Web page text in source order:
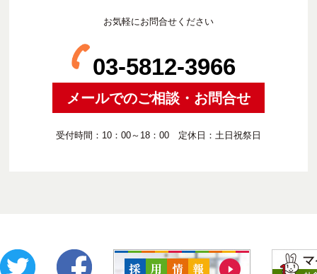
お気軽にお問合せください
03-5812-3966
メールでのご相談・お問合せ
受付時間：10：00～18：00 定休日：土日祝祭日